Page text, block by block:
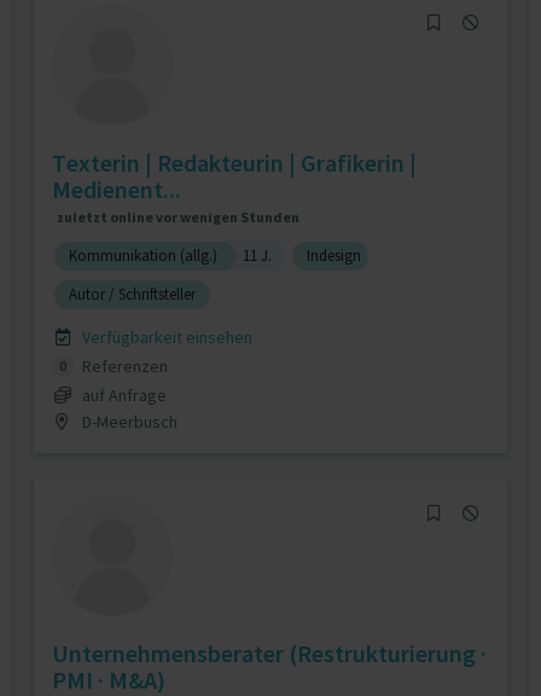
Texterin | Redakteurin | Grafikerin |
Medienent...
zuletzt online vor wenigen Stunden
Kommunikation (allg.) 11 J.
Indesign
Autor / Schriftsteller
Verfügbarkeit einsehen
0
Referenzen
auf Anfrage
D-Meerbusch
Unternehmensberater (Restrukturierung ·
PMI · M&A)